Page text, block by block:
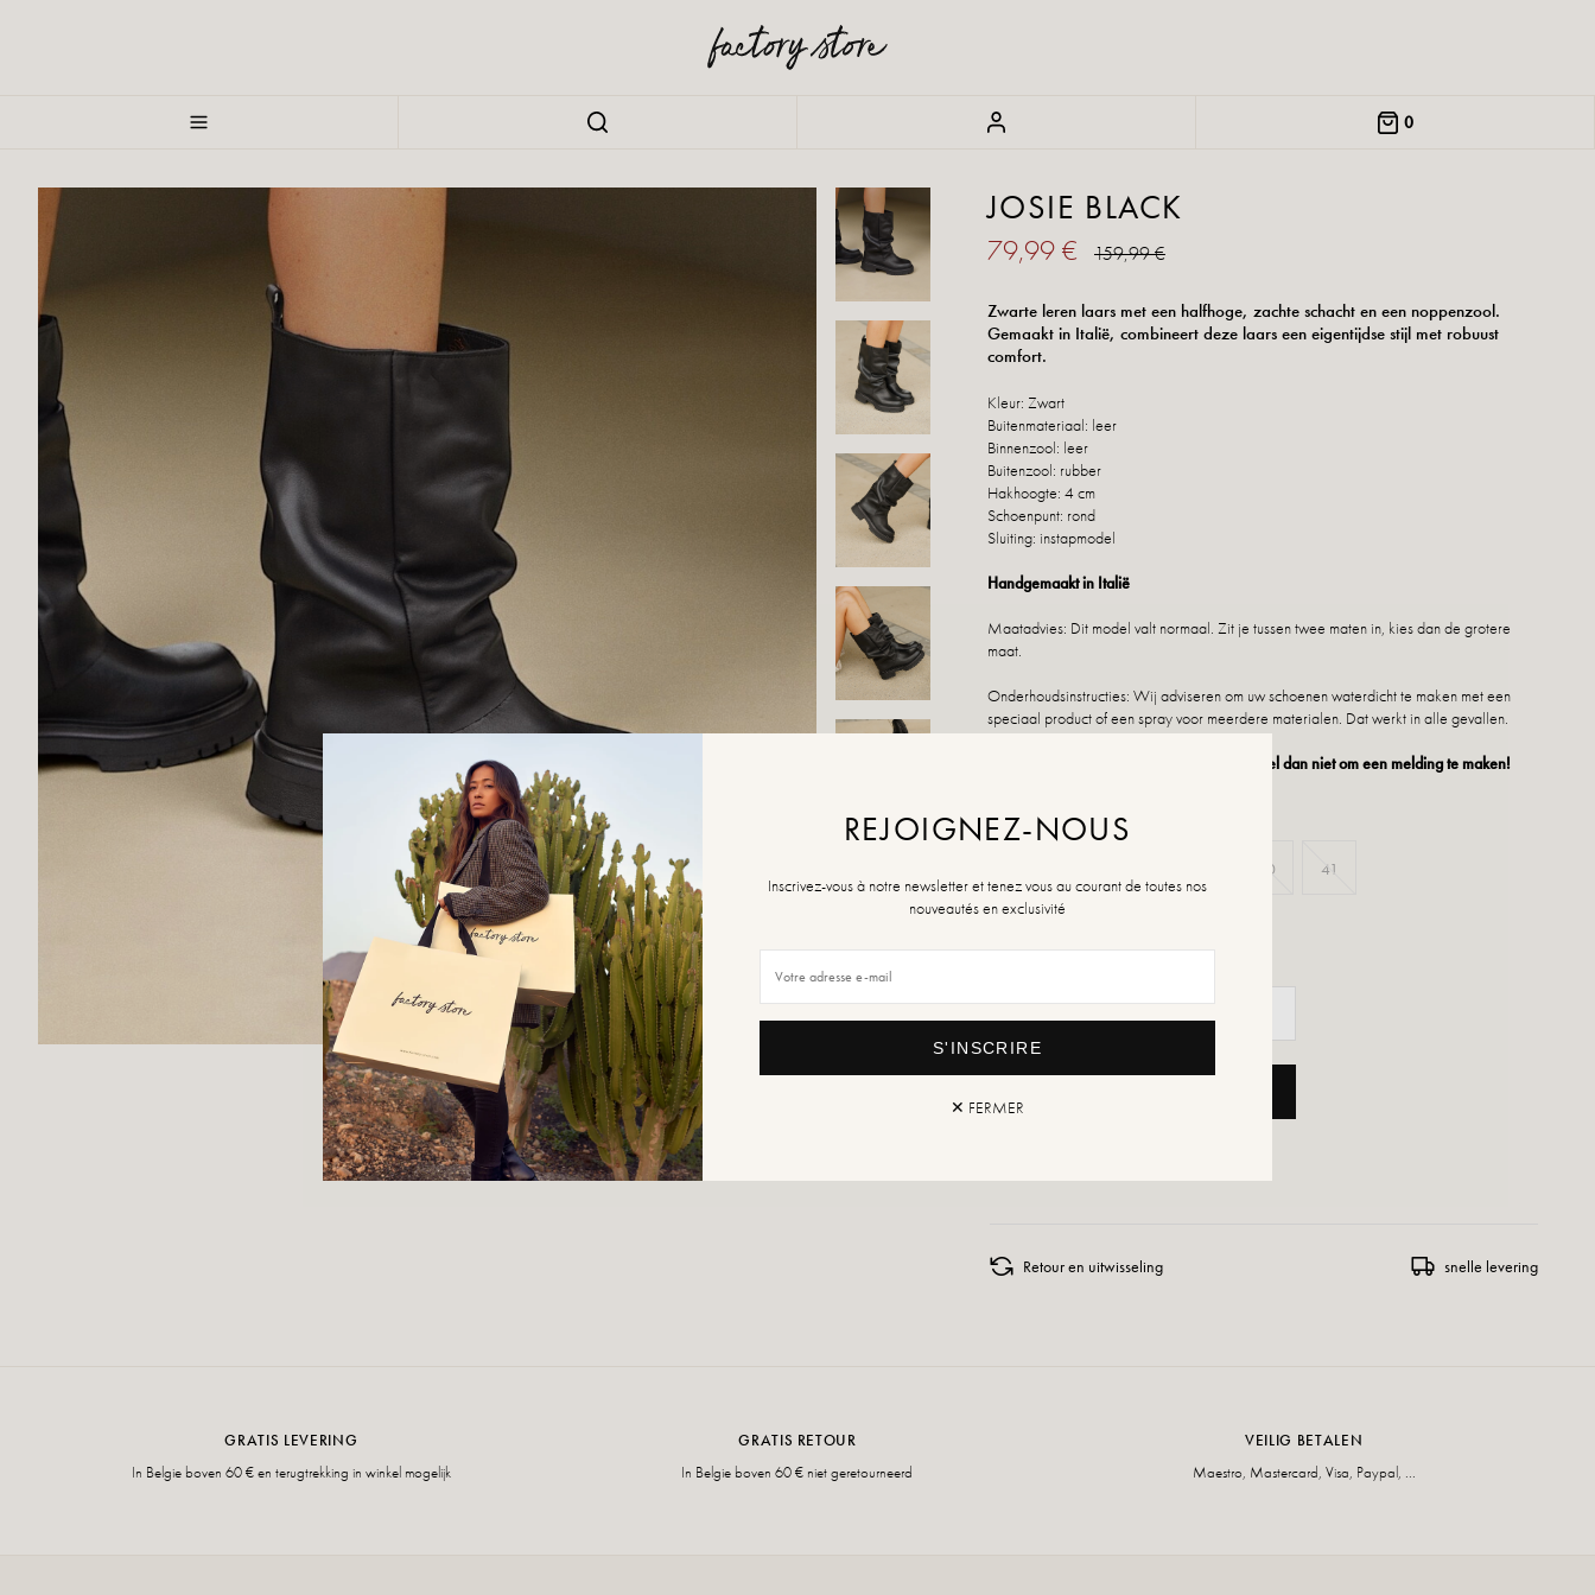
0
JOSIE BLACK
79,99 € 159,99 €
Zwarte leren laars met een halfhoge, zachte schacht en een noppenzool.
Gemaakt in Italië, combineert deze laars een eigentijdse stijl met robuust
comfort.
Kleur: Zwart
Buitenmateriaal: leer
Binnenzool: leer
Buitenzool: rubber
Hakhoogte: 4 cm
Schoenpunt: rond
Sluiting: instapmodel
Handgemaakt in Italië
Maatadvies: Dit model valt normaal. Zit je tussen twee maten in, kies dan de grotere
maat.
Onderhoudsinstructies: Wij adviseren om uw schoenen waterdicht te maken met een
speciaal product of een spray voor meerdere materialen. Dat werkt in alle gevallen.
Als uw maat niet meer beschikbaar is, aarzel dan niet om een melding te maken!
MAAT
40 41
Geleider van de maten
Retour en uitwisseling snelle levering
GRATIS LEVERING
In Belgie boven 60 € en terugtrekking in winkel mogelijk
GRATIS RETOUR
In Belgie boven 60 € niet geretourneerd
VEILIG BETALEN
Maestro, Mastercard, Visa, Paypal, ...
REJOIGNEZ-NOUS
Inscrivez-vous à notre newsletter et tenez vous au courant de toutes nos
nouveautés en exclusivité
S'INSCRIRE
✕ FERMER